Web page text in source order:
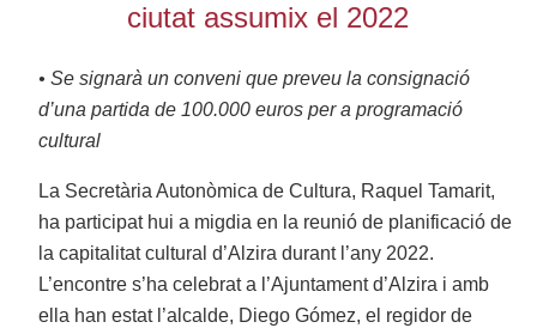
ciutat assumix el 2022
• Se signarà un conveni que preveu la consignació
d’una partida de 100.000 euros per a programació
cultural
La Secretària Autonòmica de Cultura, Raquel Tamarit,
ha participat hui a migdia en la reunió de planificació de
la capitalitat cultural d’Alzira durant l’any 2022.
L’encontre s’ha celebrat a l’Ajuntament d’Alzira i amb
ella han estat l’alcalde, Diego Gómez, el regidor de